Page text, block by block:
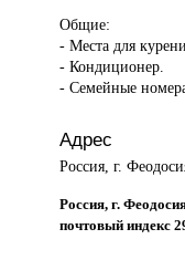
Общие:
- Места для
- Кондиционер.
- Семейные
Адрес
Россия, г.
Россия, г.
почтовый индекс